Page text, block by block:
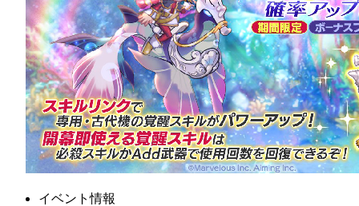
イベント情報